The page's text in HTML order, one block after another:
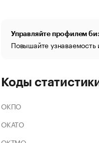
Управляйте профилем
Повышайте
Коды
ОКПО
ОКАТО